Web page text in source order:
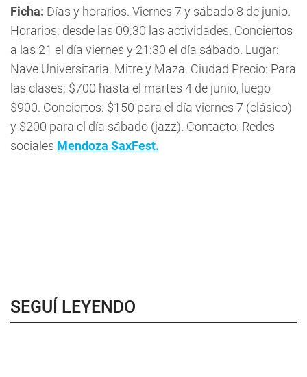
Ficha: Días y horarios. Viernes 7 y sábado 8 de junio.
Horarios: desde las 09:30 las actividades. Conciertos
a las 21 el día viernes y 21:30 el día sábado. Lugar:
Nave Universitaria. Mitre y Maza. Ciudad Precio: Para
las clases; $700 hasta el martes 4 de junio, luego
$900. Conciertos: $150 para el día viernes 7 (clásico)
y $200 para el día sábado (jazz). Contacto: Redes
sociales Mendoza SaxFest.
SEGUÍ LEYENDO